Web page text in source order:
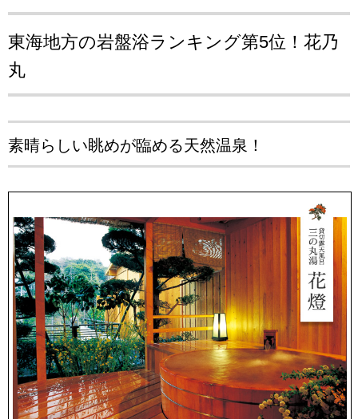
東海地方の岩盤浴ランキング第5位！ 花乃
丸
素晴らしい眺めが臨める天然温泉！